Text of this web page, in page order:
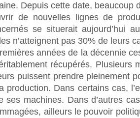
Depuis cette date, beaucoup
de nouvelles lignes de
se situerait aujourd’hui
n’atteignent pas 30% de leurs
années de la décennie
récupérés. Plusieurs
puissent prendre pleinement
production. Dans certains cas,
ses machines. Dans d’autres
ailleurs le pouvoir